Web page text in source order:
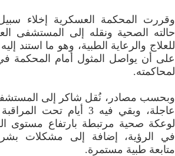
وقررت المحكمة العسكرية إخلاء
حالته الصحية ونقله إلى المستشفى
للعلاج والرعاية الطبية، وهو ما استند
على أن يواصل المثول أمام المحكمة
لمحاكمته.
وبحسب مصادر، نُقل شاكر إلى
عاجلة، وبقي فيه 3 أيام
لوعكة صحية مرتبطة بارتفاع مستوى
في الرؤية، إضافة إلى مشكلات
متابعة طبية مستمرة.